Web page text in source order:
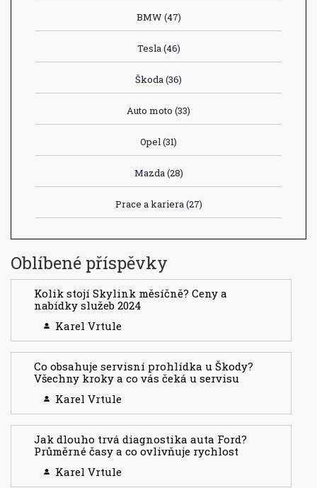
BMW (47)
Tesla(46)
Škoda(36)
Auto moto (33)
Opel(31)
Mazda(28)
Prace a kariera(27)
Oblíbené příspěvky
Kolik stojí Skylink měsíčně? Ceny a
nabídky služeb 2024
Karel Vrtule
Co obsahuje servisní prohlídka u Škody?
Všechny kroky a co vás čeká u servisu
Karel Vrtule
Jak dlouho trvá diagnostika auta Ford?
Průměrné časy a co ovlivňuje rychlost
Karel Vrtule